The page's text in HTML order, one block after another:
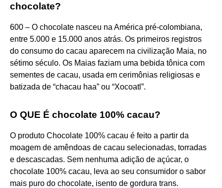
chocolate?
600 – O chocolate nasceu na América pré-colombiana,
entre 5.000 e 15.000 anos atrás. Os primeiros registros
do consumo do cacau aparecem na civilização Maia, no
sétimo século. Os Maias faziam uma bebida tônica com
sementes de cacau, usada em cerimônias religiosas e
batizada de “chacau haa” ou “Xocoatl”.
O QUE É chocolate 100% cacau?
O produto Chocolate 100% cacau é feito a partir da
moagem de amêndoas de cacau selecionadas, torradas
e descascadas. Sem nenhuma adição de açúcar, o
chocolate 100% cacau, leva ao seu consumidor o sabor
mais puro do chocolate, isento de gordura trans.